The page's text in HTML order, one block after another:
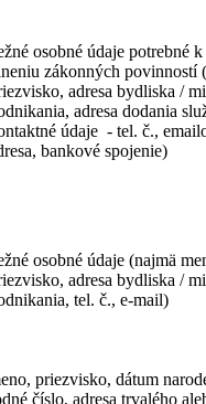
osobné údaje potrebné k
zákonných povinností
adresa bydliska /
adresa dodania
údaje - tel. č.,
bankové spojenie)
osobné údaje (najmä
adresa bydliska /
tel. č., e-mail)
priezvisko, dátum
číslo, adresa trvalého